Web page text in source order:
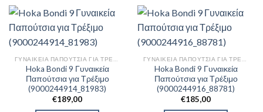
Hoka Bondi 9 Γυναικεία
Παπούτσια για Τρέξιμο
(9000244914_81983)
€189,00
Hoka Bondi 9 Γυναικεία
Παπούτσια για Τρέξιμο
(9000244916_88781)
€185,00